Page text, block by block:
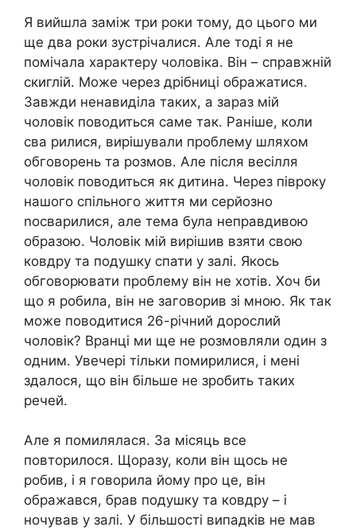
Я вийшла заміж три роки тому, до цього ми
ще два роки зустрічалися. Але тоді я не
помічала характеру чоловіка. Він – справжній
скиглій. Може через дрібниці ображатися.
Завжди ненавиділа таких, а зараз мій
чоловік поводиться саме так. Раніше, коли
сва рилися, вирішували проблему шляхом
обговорень та розмов. Але після весілля
чоловік поводиться як дитина. Через півроку
нашого спільного життя ми серйозно
nосварилися, але тема була неправдивою
образою. Чоловік мій вирішив взяти свою
ковдру та подушку спати у залі. Якось
обговорювати проблему він не хотів. Хоч би
що я робила, він не заговорив зі мною. Як так
може поводитися 26-річний дорослий
чоловік? Вранці ми ще не розмовляли один з
одним. Увечері тільки помирилися, і мені
здалося, що він більше не зробить таких
речей.
Але я помилялася. За місяць все
повторилося. Щоразу, коли він щось не
робив, і я говорила йому про це, він
ображався, брав подушку та ковдру – і
ночував у залі. У більшості випадків не мав